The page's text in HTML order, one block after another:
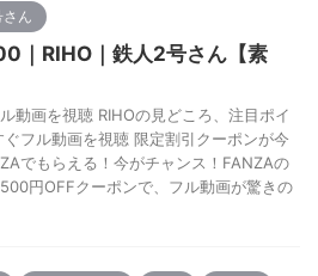
ん
｜RIHO｜鉄人2号さん【素
動画を視聴 RIHOの見どころ、注目ポイ
ぐフル動画を視聴 限定割引クーポンが今
でもらえる！今がチャンス！FANZAの
円OFFクーポンで、フル動画が驚きの